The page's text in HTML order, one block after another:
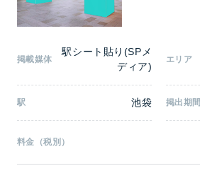
掲載媒体
駅シート貼り(SPメ
ディア)
エリア
駅 池袋 掲出期間
料金（税別）